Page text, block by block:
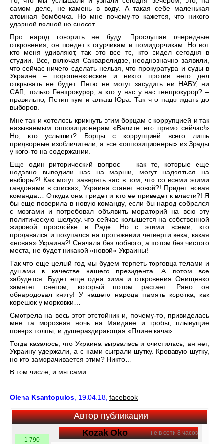
самом деле, не камень в воду. А такая себе маленькая
атомная бомбочка. Но мне почему-то кажется, что никого
ударной волной не снесет.
Про народ говорить не буду. Прослушав очередные
откровения, он поедет к огурчикам и помидорчикам. Но вот
кто меня удивляют, так это все те, кто сидел сегодня в
студии. Все, включая Сакварелидзе, неоднозначно заявили,
что сейчас ничего сделать нельзя, что прокуратура и суды в
Украине – порошенковские и никто против него дел
открывать не будет. Петю не могут засудить ни НАБУ, ни
САП, только Генпрокурор, а кто у нас у нас генпрокурор? –
правильно, Петин кум и алкаш Юра. Так что надо ждать до
выборов.
Мне так и хотелось крикнуть этим борцам с коррупцией и так
называемым оппозиционерам «Валите его прямо сейчас!»
Но, кто услышит? Борцы с коррупцией всего лишь
придворные изобличители, а все «оппозиционеры» из Зрады
у кого-то на содержании.
Еще один риторический вопрос — как те, которые еще
недавно выводили нас на марши, могут надеяться на
выборы?! Как могут заверять нас в том, что со всеми этими
гандонами в списках, Украина станет новой?! Придет новая
команда… Откуда она придет и кто ее приведет к власти?! Я
бы еще поверила в новую команду, если бы народ собрался
с мозгами и потребовал объявить мораторий на всю эту
политическую шелуху, что сейчас колышется на собственной
жировой прослойке в Раде. Но с этими всеми, кто
продавался и покупался на протяжении четверти века, какая
«новая» Украина?! Сначала без лобного, а потом без чистого
места, не будет никакой «новой» Украины!
Так что еще целый год мы будем терпеть торговца телами и
душами в качестве нашего президента. А потом все
забудется. Будет еще одна зима и откровения Онищенко
заметет снегом, который потом растает. Рано он
обнародовал книгу! У нашего народа память коротка, как
корешок у морковки…
Смотрела на весь этот отстойник и, почему-то, привиделась
мне та морозная ночь на Майдане и гробы, плывущие
поверх толпы, и душераздирающая «Плине кача»…
Тогда казалось, что Украина вырвалась и очистилась, ан нет,
Украину удержали, а с нами сыграли шутку. Кровавую шутку,
но кто заморачивается этим? Никто…
В том числе, и мы сами..
Olena Ksantopulos, 19.04.18, facebook
Автор публикации
не в сети 8 часов
Kozak Oko
1 790